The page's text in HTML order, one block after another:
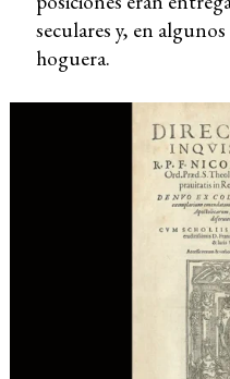
seculares y, en
hoguera.